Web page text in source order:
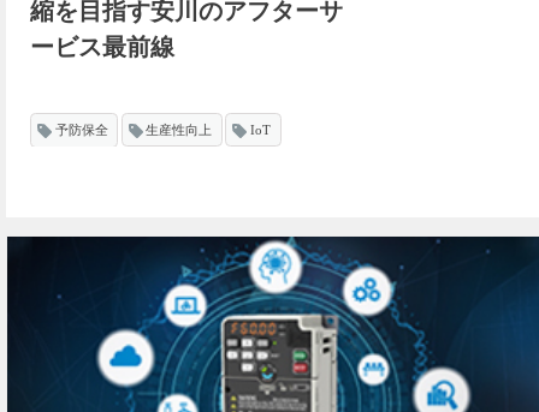
縮を目指す安川のアフターサ
ービス最前線
予防保全 生産性向上 IoT